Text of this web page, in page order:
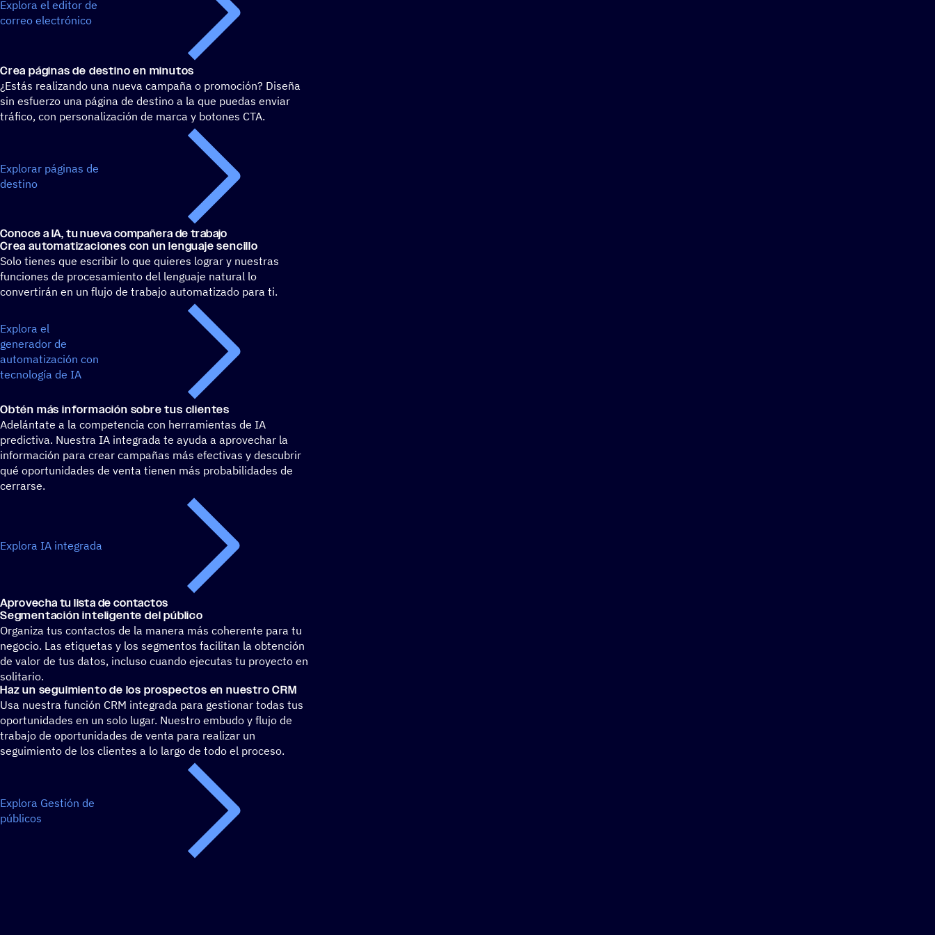
Explora el editor de
correo electrónico
Crea páginas de destino en minutos
¿Estás realizando una nueva campaña o promoción? Diseña
sin esfuerzo una página de destino a la que puedas enviar
tráfico, con personalización de marca y botones CTA.
Explorar páginas de
destino
Conoce a IA, tu nueva compa­ñera de trabajo
Crea auto­ma­ti­za­cio­nes con un lenguaje sencillo
Solo tienes que escribir lo que quieres lograr y nuestras
funciones de procesamiento del lenguaje natural lo
convertirán en un flujo de trabajo automatizado para ti.
Explora el
generador de
automatización con
tecnología de IA
Obtén más infor­ma­ción sobre tus clientes
Adelántate a la competencia con herramientas de IA
predictiva. Nuestra IA integrada te ayuda a aprovechar la
información para crear campañas más efectivas y descubrir
qué oportunidades de venta tienen más probabilidades de
cerrarse.
Explora IA integrada
Apro­ve­cha tu lista de contactos
Segmen­ta­ción inte­li­gente del público
Organiza tus contactos de la manera más coherente para tu
negocio. Las etiquetas y los segmentos facilitan la obtención
de valor de tus datos, incluso cuando ejecutas tu proyecto en
solitario.
Haz un segui­miento de los pros­pec­tos en nuestro CRM
Usa nuestra función CRM integrada para gestionar todas tus
oportunidades en un solo lugar. Nuestro embudo y flujo de
trabajo de oportunidades de venta para realizar un
seguimiento de los clientes a lo largo de todo el proceso.
Explora Gestión de
públicos